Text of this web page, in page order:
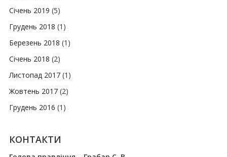
Січень 2019 (5)
Грудень 2018 (1)
Березень 2018 (1)
Січень 2018 (2)
Листопад 2017(1)
Жовтень 2017(2)
Грудень 2016 (1)
КОНТАКТИ